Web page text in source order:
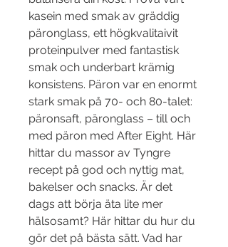
kasein med smak av gräddig
päronglass, ett högkvalitaivit
proteinpulver med fantastisk
smak och underbart krämig
konsistens. Päron var en enormt
stark smak på 70- och 80-talet:
päronsaft, päronglass – till och
med päron med After Eight. Här
hittar du massor av Tyngre
recept på god och nyttig mat,
bakelser och snacks. Är det
dags att börja äta lite mer
hälsosamt? Här hittar du hur du
gör det på bästa sätt. Vad har